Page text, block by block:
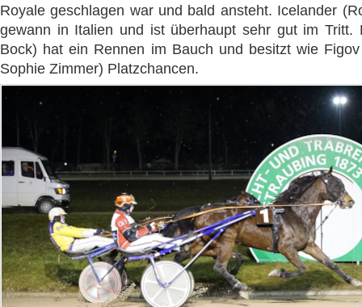
Royale geschlagen war und bald ansteht. Icelander
gewann in Italien und ist überhaupt sehr gut im Tritt.
Bock) hat ein Rennen im Bauch und besitzt wie
Sophie Zimmer) Platzchancen.